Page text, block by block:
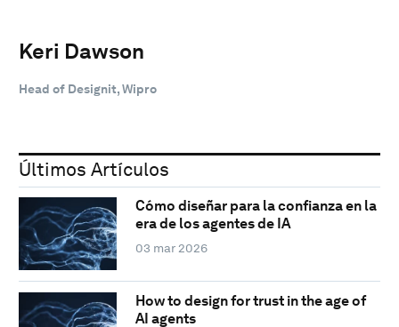
Keri Dawson
Head of Designit, Wipro
Últimos Artículos
Cómo diseñar para la confianza en la
era de los agentes de IA
03 mar 2026
How to design for trust in the age of
AI agents